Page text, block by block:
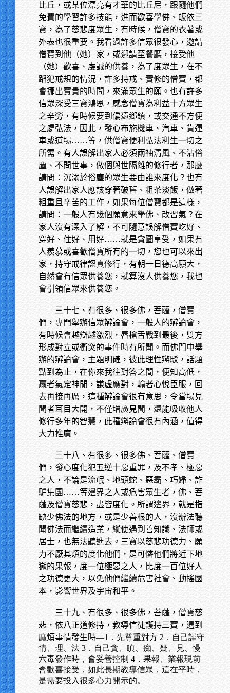
比丘，或某位漂亮有才華的比丘尼，跟隨他們
免費的學習許多技能，進而歡喜學佛、皈依三
寶，為了慈悲度眾生，有時候，僧寶的衣著或
外表也很重要。我看過許多信眾很發心，邀請
僧寶到他（她）家，或迎請至餐廳，接受他
（她）歡喜、虔誠的供養，為了度眾生，在不
蹈犯戒規的情況，許多持戒、實修的僧寶，都
會挪出寶貴的時間，來滿眾生的願。也有許多
信眾深受三寶鴻恩，感念僧寶為利益十方眾生
之辛勞，有時候要到偏遠鄉鎮，或交通不方便
之處弘法，因此，發心布施機車、汽車、貨運
車或道場……等，供僧寶便利弘法利生一切之
所需。有人誤解出家人必須兩袖清風、不沾俗
塵、不問世事，做個與世隔離的修行者，那麼
請問：沉溺於俗塵的眾生要由誰來度化？也有
人誤解出家人應該穿著破舊、粗茶淡飯，做著
粗重且辛苦的工作，如果每位僧寶都是這樣，
請問：一般人有幾個願意來學佛、改習氣？在
家人沒有深入了解，不可隨意誤解僧寶吃好、
穿好、住好、用好……就是貪圖享受，如果有
人羨慕或喜歡僧寶所有的一切，您也可以來出
家，持守戒律認真修行，有朝一日德高願大，
自然會有信眾供養您，就算沒人供養您，我也
會引領信眾來供養您。
三十七、有很多、很多佛，菩薩，僧寶
們，專門舉辦信眾辯論會，一般人的辯論會，
有時候會越辯越激烈，唇槍舌戰到最後，雙方
形成對立或衝突的事件時有所聞。而佛門中舉
辦的辯論會，主題明確，彼此理性辯駁，話題
點到為止，在你來我往對答之間，便知高低，
贏者氣定神閒，謙虛應對，輸者心悅臣服，回
去再接再厲，這種辯論會很有意思，令當場見
聞者耳目大開，不僅增廣見聞，還能吸收他人
修行多年的智慧，此種辯論會很有內涵，值得
大力推廣。
三十八、有很多、很多佛、菩薩、僧寶
們，發心度化犯五逆十惡重罪，及不孝、極惡
之人，不論是流氓、地頭蛇、惡霸、巧婦、詐
騙集團……等邊界之人或危害眾生者，佛、菩
薩及僧寶慈悲，盡皆度化。所謂邊界，就是指
缺少佛法的地方，或是少善根的人，沒辦法聽
聞佛法而繼續造業，縱使遇到善知識、法師或
居士，也無法聽進去。三寶以慈悲功德力、願
力不厭其煩的度化他們，是可憐他們將近下地
獄的果報，度一位極惡之人，比度一百位好人
之功德更大，以免他們繼續危害社會、動搖國
本，影響世界及宇宙和平。
三十九、有很多、很多佛，菩薩，僧寶慈
悲，依八正道修持，教導信徒護持三寶，遇到
麻煩事情發生時—1．先尊重對方 2．自己謹守
情、理、法 3．自己貪、瞋、痴、疑、見、慢
六毒發作時，會妥善控制 4．果報、業報現前
會歡喜接受，如此長期教導信眾，這在平時，
是需要投入很多心力開示的。